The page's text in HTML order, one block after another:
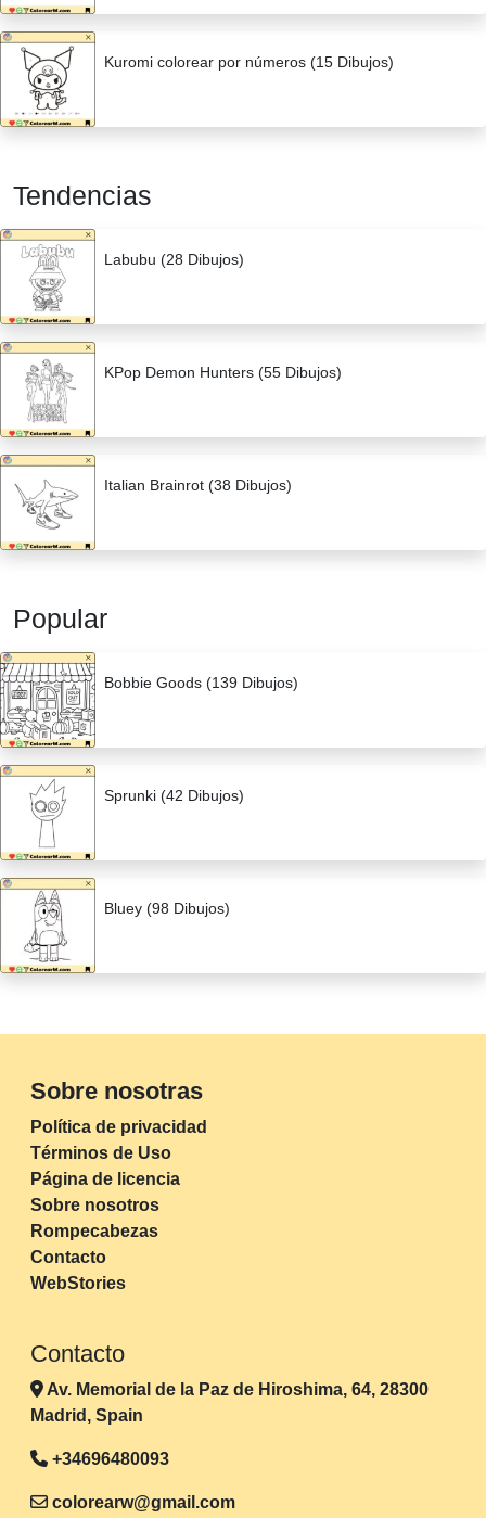
Kuromi colorear por números (15 Dibujos)
Tendencias
Labubu (28 Dibujos)
KPop Demon Hunters (55 Dibujos)
Italian Brainrot (38 Dibujos)
Popular
Bobbie Goods (139 Dibujos)
Sprunki (42 Dibujos)
Bluey (98 Dibujos)
Sobre nosotras
Política de privacidad
Términos de Uso
Página de licencia
Sobre nosotros
Rompecabezas
Contacto
WebStories
Contacto
Av. Memorial de la Paz de Hiroshima, 64, 28300
Madrid, Spain
+34696480093
colorearw@gmail.com